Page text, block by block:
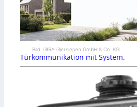
Bild: GIRA Giersiepen GmbH & Co. KG
Türkommunikation mit System.